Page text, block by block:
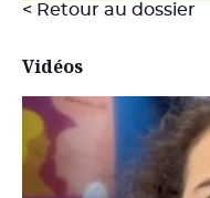
< Retour au dossier
Vidéos